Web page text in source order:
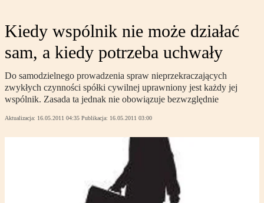
Kiedy wspólnik nie może działać
sam, a kiedy potrzeba uchwały
Do samodzielnego prowadzenia spraw nieprzekraczających
zwykłych czynności spółki cywilnej uprawniony jest każdy jej
wspólnik. Zasada ta jednak nie obowiązuje bezwzględnie
Aktualizacja: 16.05.2011 04:35 Publikacja: 16.05.2011 03:00